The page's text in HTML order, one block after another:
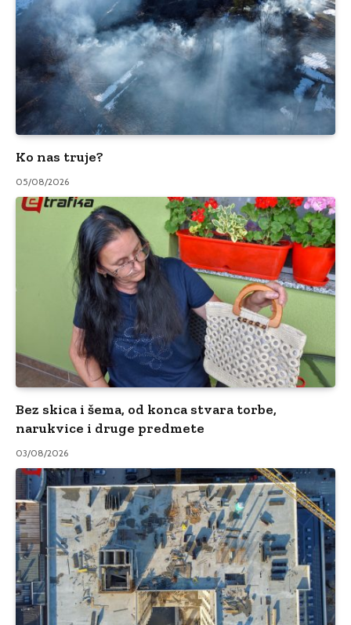
Ko nas truje?
05/08/2026
Bez skica i šema, od konca stvara torbe,
narukvice i druge predmete
03/08/2026